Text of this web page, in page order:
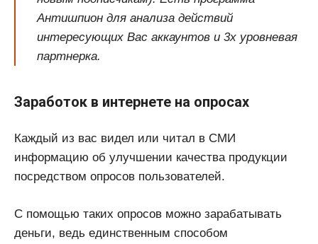
Антишпион для анализа действий
интересующих Вас аккаунтов и 3х уровневая
партнерка.
Заработок в интернете на опросах
Каждый из вас видел или читал в СМИ
информацию об улучшении качества продукции
посредством опросов пользователей.
С помощью таких опросов можно зарабатывать
деньги, ведь единственным способом